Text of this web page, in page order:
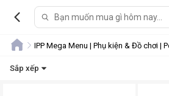
IPP Mega Menu | Phụ kiện & Đồ chơi |
Sắp xếp